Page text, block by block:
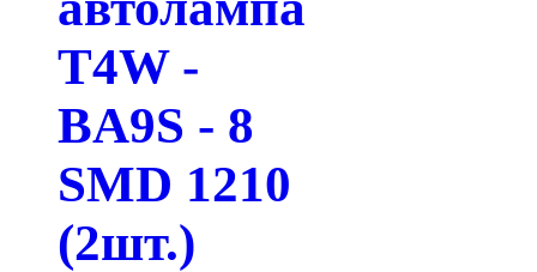
T4W -
BA9S - 8
SMD 1210
(2шт.)